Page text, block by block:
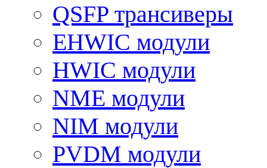
QSFP трансиверы
EHWIC модули
HWIC модули
NME модули
NIM модули
PVDM модули